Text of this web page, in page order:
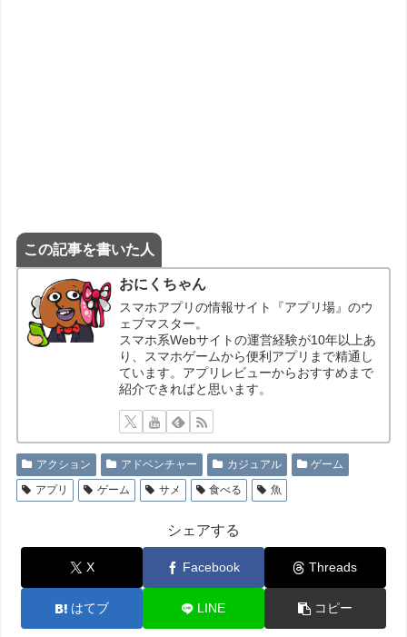
この記事を書いた人
おにくちゃん
スマホアプリの情報サイト『アプリ場』のウ
ェブマスター。
スマホ系Webサイトの運営経験が10年以上あ
り、スマホゲームから便利アプリまで精通し
ています。アプリレビューからおすすめまで
紹介できればと思います。
アクション アドベンチャー カジュアル
ゲーム
アプリ
ゲーム サメ 食べる 魚
シェアする
X Facebook Threads
はてブ LINE コピー